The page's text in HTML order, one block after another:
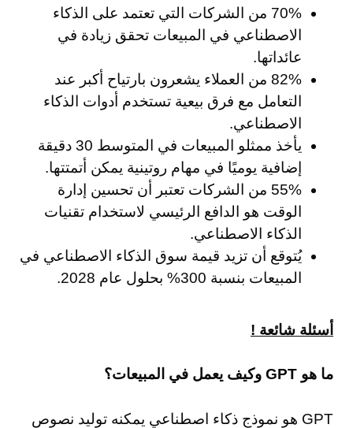
70% من الشركات التي تعتمد على الذكاء
الاصطناعي في المبيعات تحقق زيادة في
عائداتها.
82% من العملاء يشعرون بارتياح أكبر عند
التعامل مع فرق بيعية تستخدم أدوات الذكاء
الاصطناعي.
يأخذ ممثلو المبيعات في المتوسط 30 دقيقة
إضافية يوميًا في مهام روتينية يمكن أتمتتها.
55% من الشركات تعتبر أن تحسين إدارة
الوقت هو الدافع الرئيسي لاستخدام تقنيات
الذكاء الاصطناعي.
يُتوقع أن تزيد قيمة سوق الذكاء الاصطناعي في
المبيعات بنسبة 300% بحلول عام 2028.
أسئلة شائعة !
ما هو GPT وكيف يعمل في المبيعات؟
GPT هو نموذج ذكاء اصطناعي يمكنه توليد نصوص